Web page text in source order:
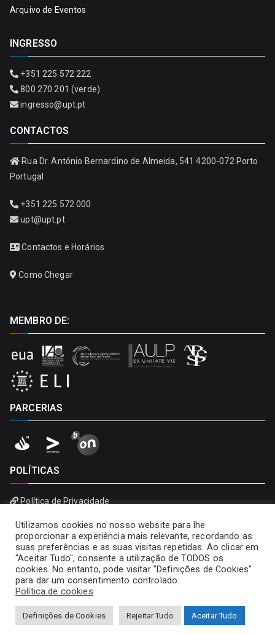
Arquivo de Eventos
INGRESSO
+351 225 572 222
800 270 201 (verde)
ingresso@upt.pt
CONTACTOS
Rua Dr. António Bernardino de Almeida, 541 4200-072 Porto
Portugal
+351 225 572 000
upt@upt.pt
Contactos e Horários
Como Chegar
MEMBRO DE:
PARCERIAS
POLÍTICAS
Política de Privacidade
Utilizamos cookies no nosso website para lhe
proporcionar a experiência mais relevante, recordando as
suas preferências e as suas visitas repetidas. Ao clicar em
"Aceitar Tudo", consente a utilização de TODOS os
cookies. No entanto, pode visitar "Definições de Cookies"
para dar um consentimento controlado.
Política de cookies
Definições de Cookies Rejeitar Tudo Aceitar Tudo